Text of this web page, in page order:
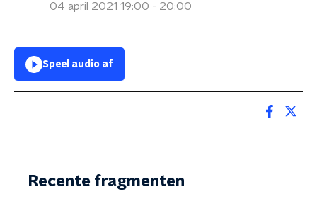
04 april 2021 19:00 - 20:00
Speel audio af
Recente fragmenten